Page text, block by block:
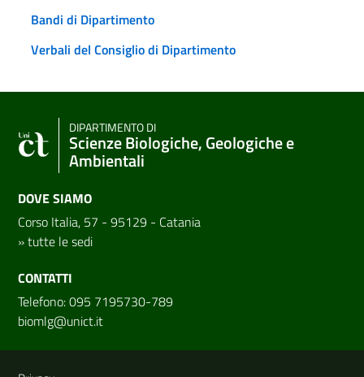
Bandi di Dipartimento
Verbali del Consiglio di Dipartimento
DIPARTIMENTO DI
Scienze Biologiche, Geologiche e
Ambientali
DOVE SIAMO
Corso Italia, 57 - 95129 - Catania
»tutte le sedi
CONTATTI
Telefono: 095 7195730-789
biomlg@unict.it
Link e informazioni utili